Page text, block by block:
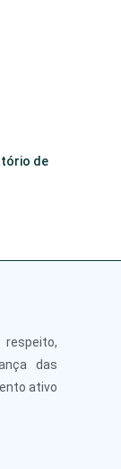
de
das
ativo